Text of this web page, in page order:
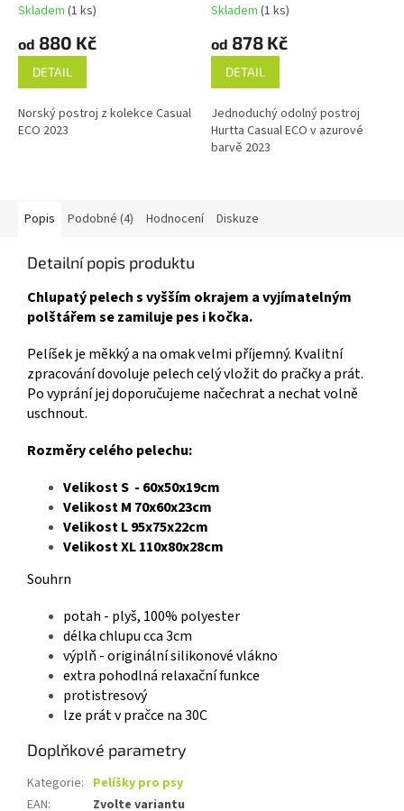
Skladem (1 ks)
od 880 Kč
DETAIL
Norský postroj z kolekce Casual
ECO 2023
Skladem (1 ks)
od 878 Kč
DETAIL
Jednoduchý odolný postroj
Hurtta Casual ECO v azurové
barvě 2023
Popis Podobné (4) Hodnocení Diskuze
Detailní popis produktu
Chlupatý pelech s vyšším okrajem a vyjímatelným
polštářem se zamiluje pes i kočka.
Pelíšek je měkký a na omak velmi příjemný. Kvalitní
zpracování dovoluje pelech celý vložit do pračky a prát.
Po vyprání jej doporučujeme načechrat a nechat volně
uschnout.
Rozměry celého pelechu:
Velikost S - 60x50x19cm
Velikost M 70x60x23cm
Velikost L 95x75x22cm
Velikost XL 110x80x28cm
Souhrn
potah - plyš, 100% polyester
délka chlupu cca 3cm
výplň - originální silikonové vlákno
extra pohodlná relaxační funkce
protistresový
lze prát v pračce na 30C
Doplňkové parametry
Kategorie: Pelíšky pro psy
EAN: Zvolte variantu